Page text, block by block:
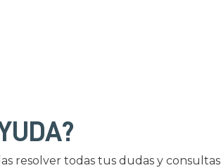
resolver todas tus dudas y consultas